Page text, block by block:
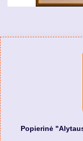
Popierinė